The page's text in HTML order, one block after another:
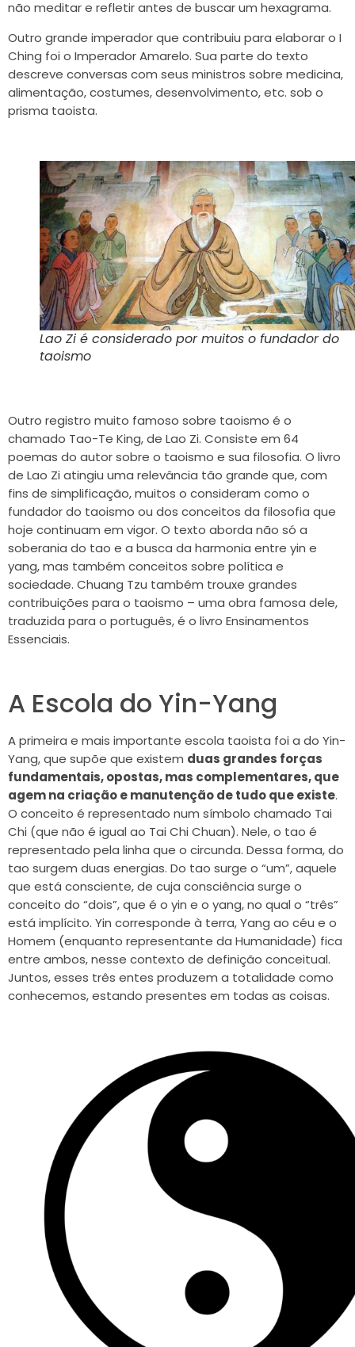
não meditar e refletir antes de buscar um hexagrama.
Outro grande imperador que contribuiu para elaborar o I
Ching foi o Imperador Amarelo. Sua parte do texto
descreve conversas com seus ministros sobre medicina,
alimentação, costumes, desenvolvimento, etc. sob o
prisma taoista.
Lao Zi é considerado por muitos o fundador do
taoismo
Outro registro muito famoso sobre taoismo é o
chamado Tao-Te King, de Lao Zi. Consiste em 64
poemas do autor sobre o taoismo e sua filosofia. O livro
de Lao Zi atingiu uma relevância tão grande que, com
fins de simplificação, muitos o consideram como o
fundador do taoismo ou dos conceitos da filosofia que
hoje continuam em vigor. O texto aborda não só a
soberania do tao e a busca da harmonia entre yin e
yang, mas também conceitos sobre política e
sociedade. Chuang Tzu também trouxe grandes
contribuições para o taoismo – uma obra famosa dele,
traduzida para o português, é o livro Ensinamentos
Essenciais.
A Escola do Yin-Yang
A primeira e mais importante escola taoista foi a do Yin-
Yang, que supõe que existem duas grandes forças
fundamentais, opostas, mas complementares, que
agem na criação e manutenção de tudo que existe.
O conceito é representado num símbolo chamado Tai
Chi (que não é igual ao Tai Chi Chuan). Nele, o tao é
representado pela linha que o circunda. Dessa forma, do
tao surgem duas energias. Do tao surge o “um”, aquele
que está consciente, de cuja consciência surge o
conceito do “dois”, que é o yin e o yang, no qual o “três”
está implícito. Yin corresponde à terra, Yang ao céu e o
Homem (enquanto representante da Humanidade) fica
entre ambos, nesse contexto de definição conceitual.
Juntos, esses três entes produzem a totalidade como
conhecemos, estando presentes em todas as coisas.